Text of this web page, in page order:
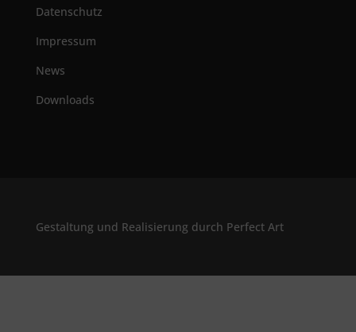
Datenschutz
Impressum
News
Downloads
Gestaltung und Realisierung durch Perfect Art